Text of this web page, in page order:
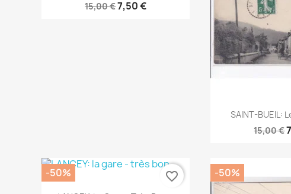
15,00 €7,50 €

SAINT-BUEIL:
15,00 €
-50% favorite_border -50%